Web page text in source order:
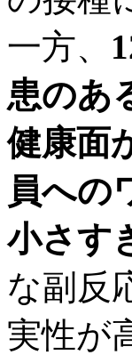
一方、
患のあ
健康面
員への
小さす
な副反
実性が